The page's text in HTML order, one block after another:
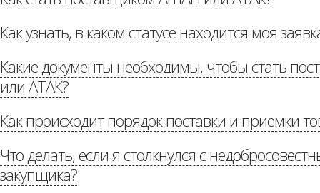
«Потенциальным
Как узнать, в каком статусе находится моя
Какие документы необходимы, чтобы стать
или АТАК?
«Потенциальным поставщикам»
Как происходит порядок поставки и приемки
доставке»
Что делать, если я столкнулся с
закупщика?